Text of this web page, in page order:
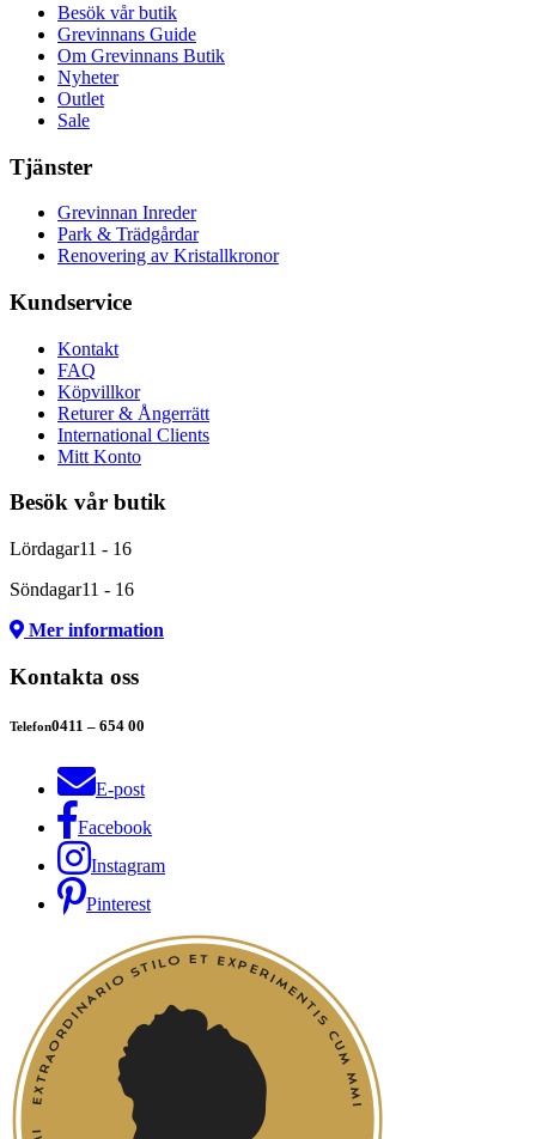
Besök vår butik
Grevinnans Guide
Om Grevinnans Butik
Nyheter
Outlet
Sale
Tjänster
Grevinnan Inreder
Park & Trädgårdar
Renovering av Kristallkronor
Kundservice
Kontakt
FAQ
Köpvillkor
Returer & Ångerrätt
International Clients
Mitt Konto
Besök vår butik
Lördagar11 - 16
Söndagar11 - 16
Mer information
Kontakta oss
Telefon0411 – 654 00
E-post
Facebook
Instagram
Pinterest